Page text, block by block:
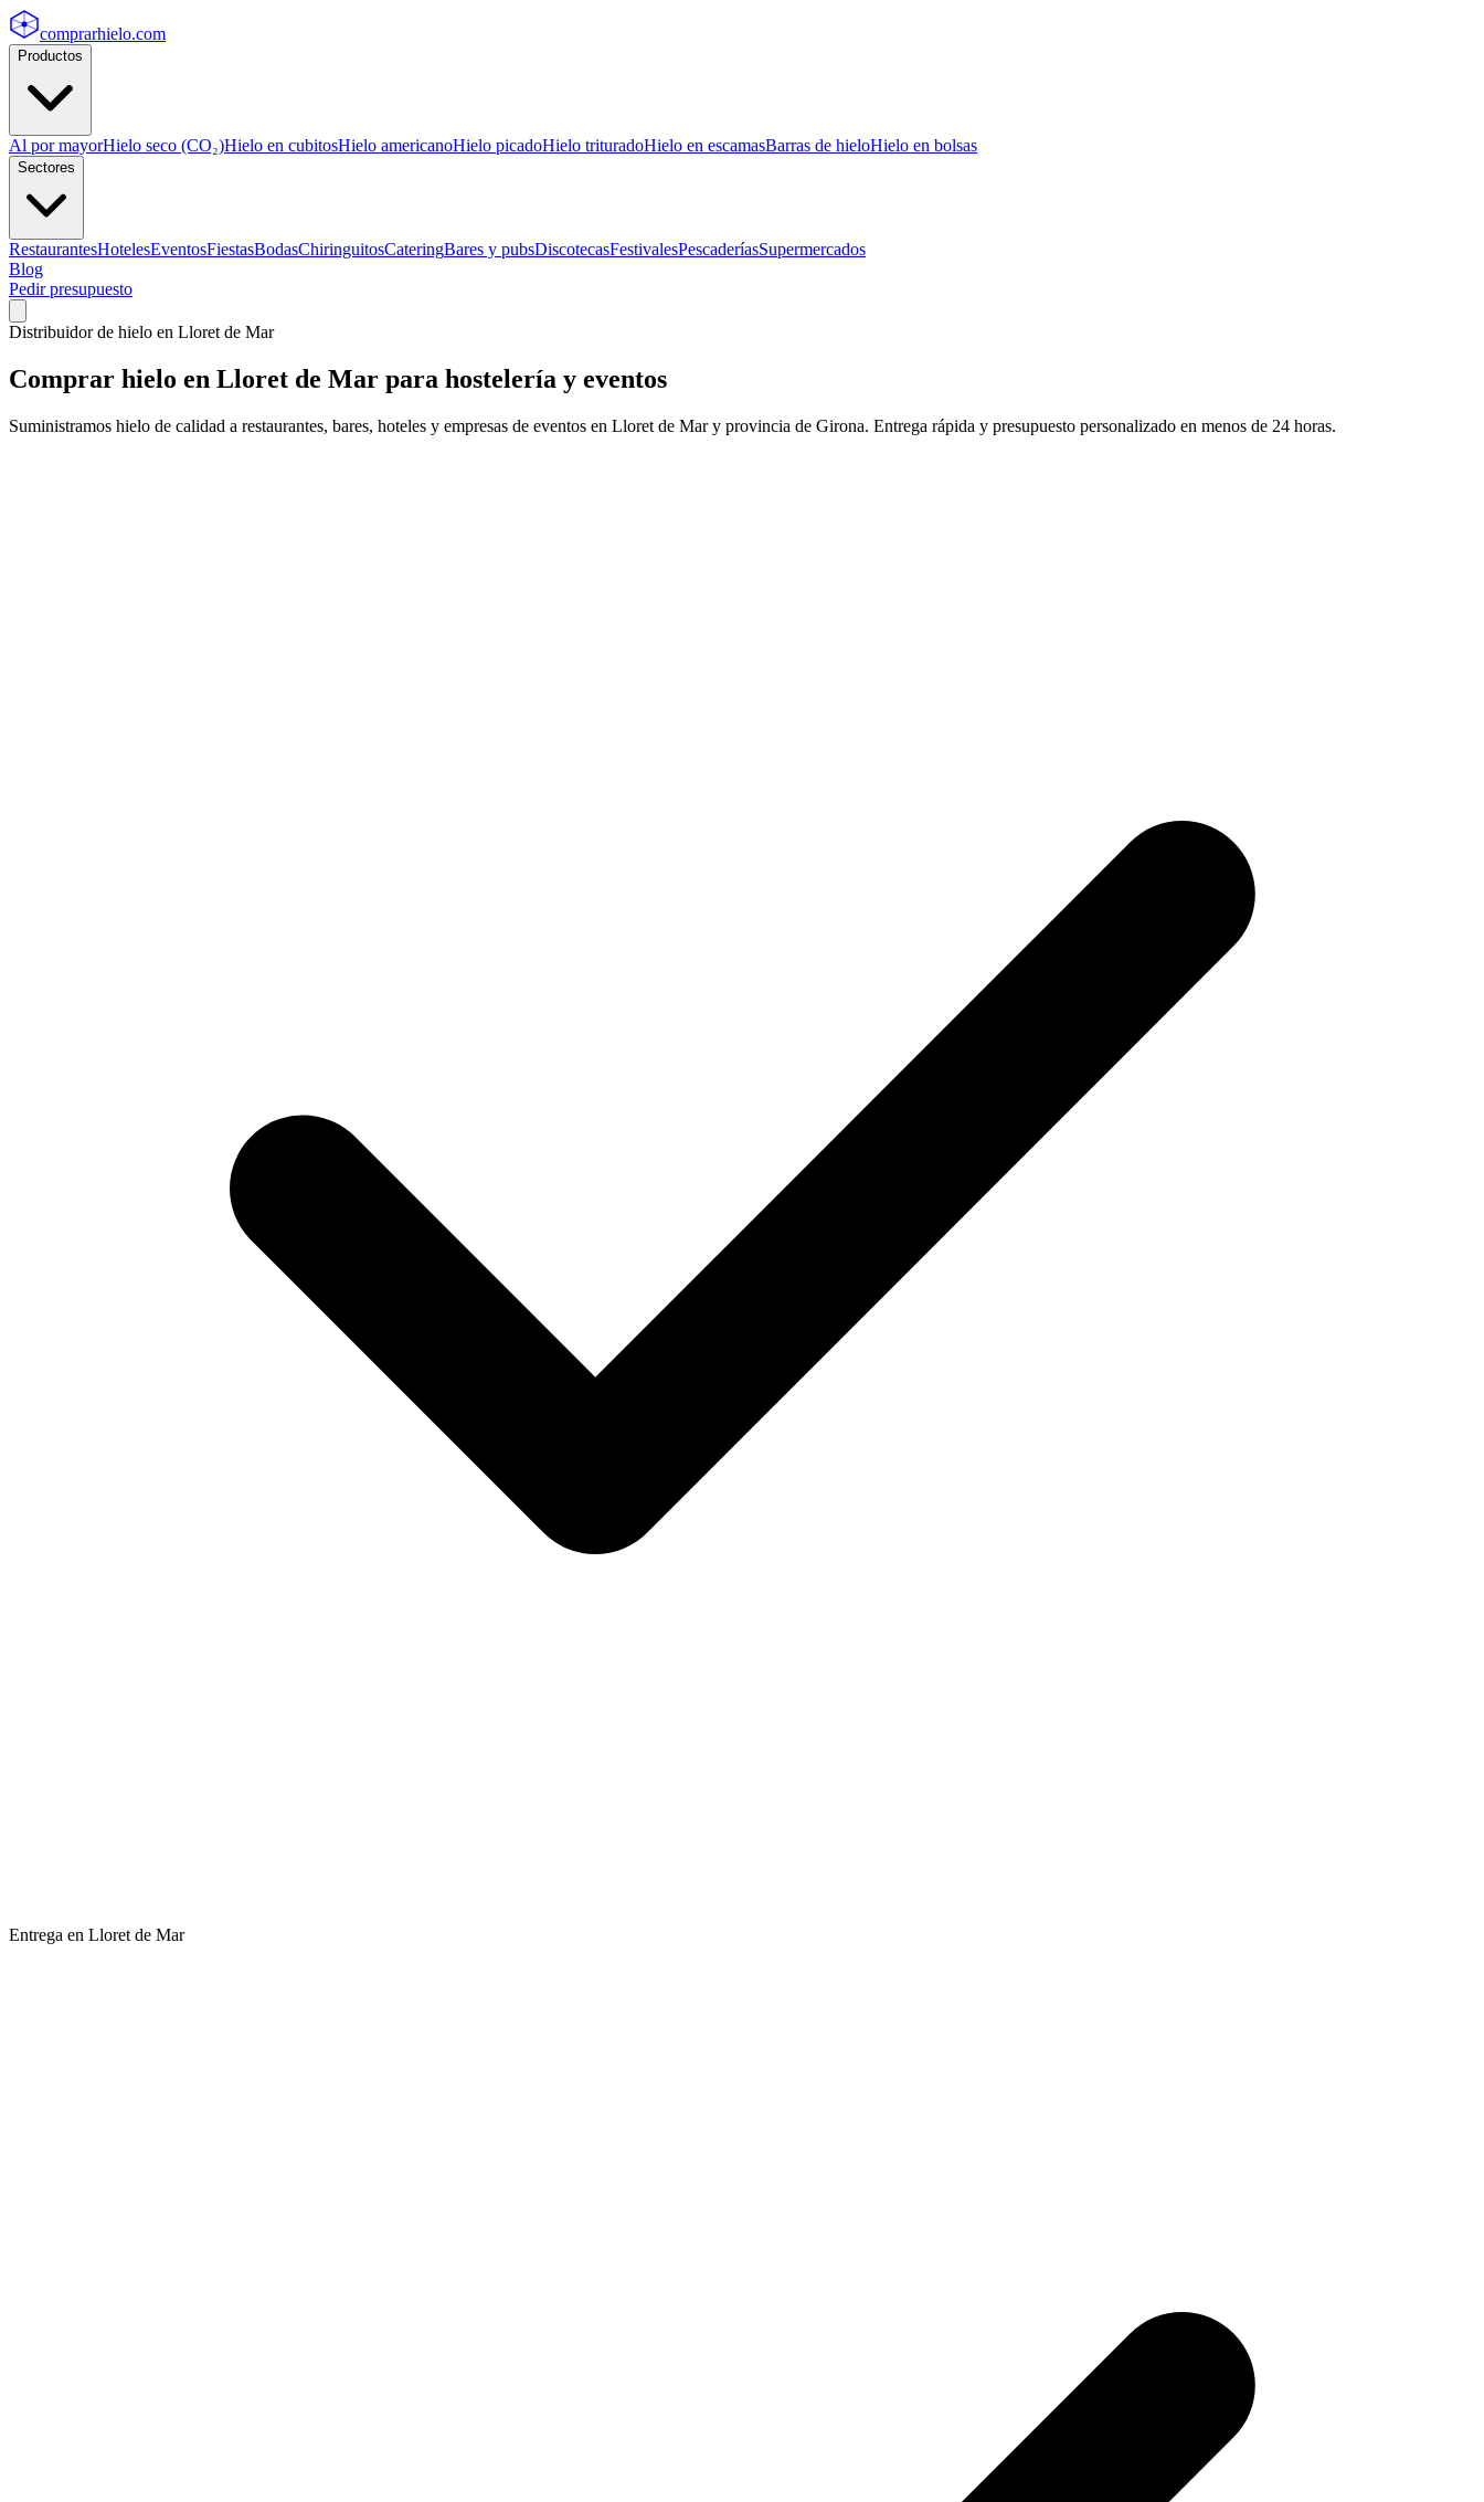
comprarhielo.com
Productos
Al por mayorHielo seco (CO₂)Hielo en cubitosHielo americanoHielo picadoHielo trituradoHielo en escamasBarras de hieloHielo en bolsas
Sectores
RestaurantesHotelesEventosFiestasBodasChiringuitosCateringBares y pubsDiscotecasFestivalesPescaderíasSupermercados
Blog
Pedir presupuesto
Distribuidor de hielo en Lloret de Mar
Comprar hielo en Lloret de Mar para hostelería y eventos
Suministramos hielo de calidad a restaurantes, bares, hoteles y empresas de eventos en Lloret de Mary provincia de Girona. Entrega rápida y presupuesto personalizado en menos de 24 horas.
Entrega en Lloret de Mar